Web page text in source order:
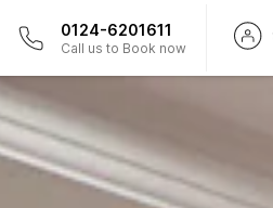
0124-6201611
Call us to Book now